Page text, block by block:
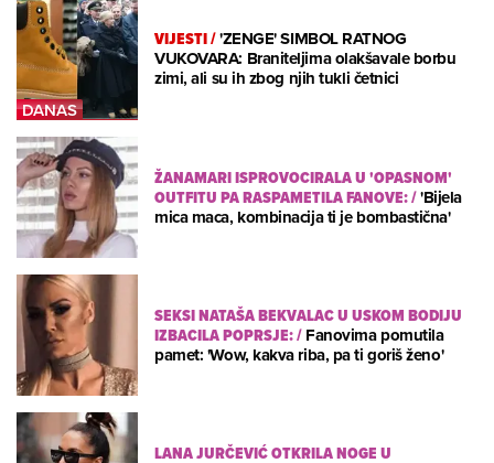
VIJESTI/'ZENGE' SIMBOL RATNOG
VUKOVARA: Braniteljima olakšavale borbu
zimi, ali su ih zbog njih tukli četnici
ŽANAMARI ISPROVOCIRALA U 'OPASNOM'
OUTFITU PA RASPAMETILA FANOVE:/'Bijela
mica maca, kombinacija ti je bombastična'
SEKSI NATAŠA BEKVALAC U USKOM BODIJU
IZBACILA POPRSJE:/Fanovima pomutila
pamet: 'Wow, kakva riba, pa ti goriš ženo'
LANA JURČEVIĆ OTKRILA NOGE U